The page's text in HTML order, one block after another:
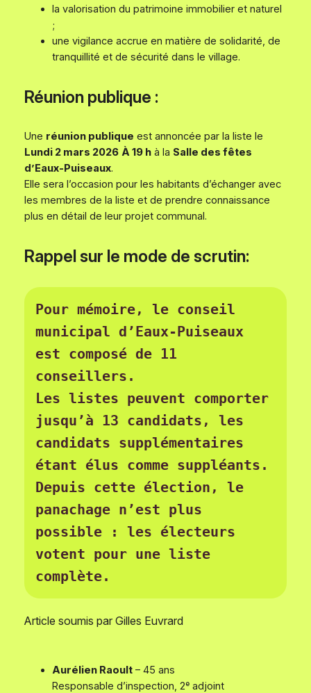
la valorisation du patrimoine immobilier et naturel
;
une vigilance accrue en matière de solidarité, de
tranquillité et de sécurité dans le village.
Réunion publique :
Une réunion publique est annoncée par la liste le
Lundi 2 mars 2026 À 19 hà la Salle des fêtes
d’Eaux-Puiseaux.
Elle sera l’occasion pour les habitants d’échanger avec
les membres de la liste et de prendre connaissance
plus en détail de leur projet communal.
Rappel sur le mode de scrutin:
Pour mémoire, le conseil
municipal d’Eaux-Puiseaux
est composé de 11
conseillers.
Les listes peuvent comporter
jusqu’à 13 candidats, les
candidats supplémentaires
étant élus comme suppléants.
Depuis cette élection, le
panachage n’est plus
possible : les électeurs
votent pour une liste
complète.
Article soumis par Gilles Euvrard
Aurélien Raoult– 45 ans
Responsable d’inspection, 2ᵉ adjoint